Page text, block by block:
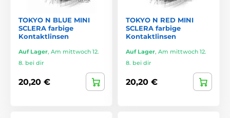
TOKYO N BLUE MINI
SCLERA farbige
Kontaktlinsen
Auf Lager, Am mittwoch 12.
8. bei dir
20,20 €
TOKYO N RED MINI
SCLERA farbige
Kontaktlinsen
Auf Lager, Am mittwoch 12.
8. bei dir
20,20 €